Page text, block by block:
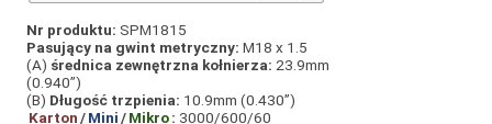
Nr produktu: SPM1815
Pasujący na gwint metryczny: M18 x 1.5
(A) średnica zewnętrzna kołnierza: 23.9mm
(0.940”)
(B) Długość trzpienia: 10.9mm (0.430”)
Karton/Mini/Mikro: 3000/600/60